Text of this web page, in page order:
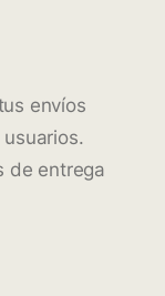
envíos
de entrega